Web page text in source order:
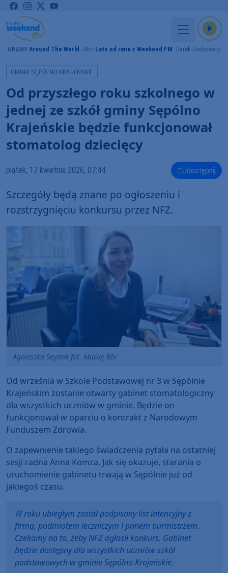
GRAMY Around The World Atc Lato od rana z Weekend FM Darek Żuchowicz
GMINA SĘPÓLNO KRAJEŃSKIE
Od przyszłego roku szkolnego w
jednej ze szkół gminy Sępólno
Krajeńskie będzie funkcjonował
stomatolog dziecięcy
piątek, 17 kwietnia 2026, 07:44 Udostępnij
Szczegóły będą znane po ogłoszeniu i
rozstrzygnięciu konkursu przez NFZ.
Agnieszka Seydak fot. Maciej Bór
Od września w Szkole Podstawowej nr 3 w Sępólnie
Krajeńskim zostanie otwarty gabinet stomatologiczny
dla wszystkich uczniów w gminie. Będzie on
funkcjonował w oparciu o kontrakt z Narodowym
Funduszem Zdrowia.
O zapewnienie takiego świadczenia pytała na ostatniej
sesji radna Anna Komza. Jak się okazuje, starania o
uruchomienie gabinetu trwają w Sępólnie już od
jakiegoś czasu.
W roku ubiegłym został podpisany list intencyjny z
firmą, podmiotem leczniczym i panem burmistrzem.
Czekamy na to, żeby NFZ ogłosił konkurs. Gabinet
będzie dostępny dla wszystkich uczniów szkół
podstawowych w gminie Sępólno Krajeńskie.